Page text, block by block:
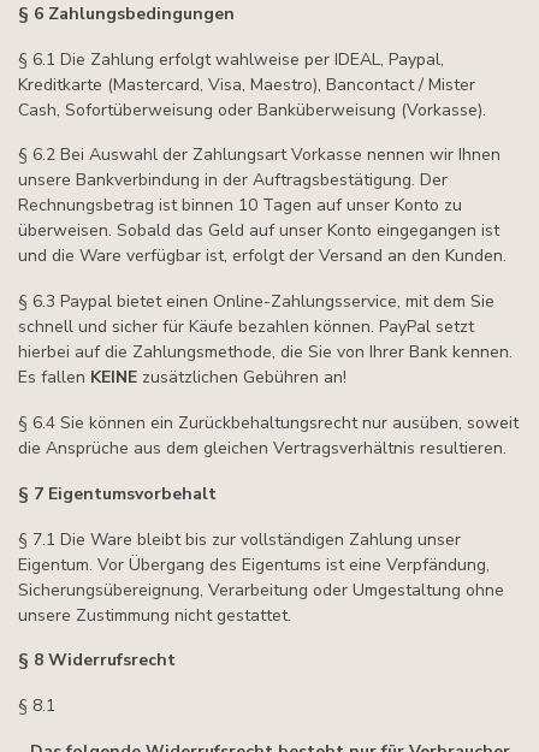
§ 6 Zahlungsbedingungen
§ 6.1 Die Zahlung erfolgt wahlweise per IDEAL, Paypal,
Kreditkarte (Mastercard, Visa, Maestro), Bancontact / Mister
Cash, Sofortüberweisung oder Banküberweisung (Vorkasse).
§ 6.2 Bei Auswahl der Zahlungsart Vorkasse nennen wir Ihnen
unsere Bankverbindung in der Auftragsbestätigung. Der
Rechnungsbetrag ist binnen 10 Tagen auf unser Konto zu
überweisen. Sobald das Geld auf unser Konto eingegangen ist
und die Ware verfügbar ist, erfolgt der Versand an den Kunden.
§ 6.3 Paypal bietet einen Online-Zahlungsservice, mit dem Sie
schnell und sicher für Käufe bezahlen können. PayPal setzt
hierbei auf die Zahlungsmethode, die Sie von Ihrer Bank kennen.
Es fallen KEINE zusätzlichen Gebühren an!
§ 6.4 Sie können ein Zurückbehaltungsrecht nur ausüben, soweit
die Ansprüche aus dem gleichen Vertragsverhältnis resultieren.
§ 7 Eigentumsvorbehalt
§ 7.1 Die Ware bleibt bis zur vollständigen Zahlung unser
Eigentum. Vor Übergang des Eigentums ist eine Verpfändung,
Sicherungsübereignung, Verarbeitung oder Umgestaltung ohne
unsere Zustimmung nicht gestattet.
§ 8 Widerrufsrecht
§ 8.1